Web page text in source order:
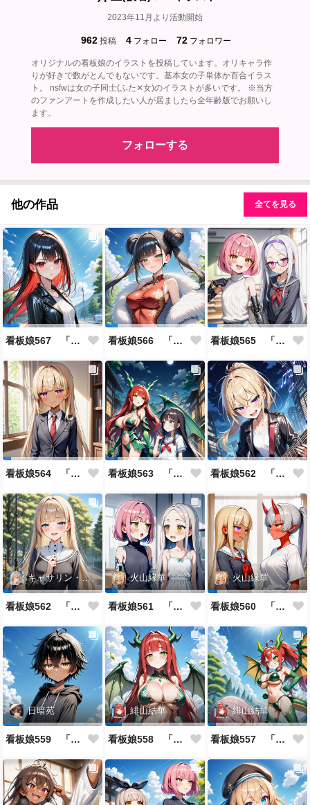
2023年11月より活動開始
962 投稿 4 フォロー 72 フォロワー
オリジナルの看板娘のイラストを投稿しています。オリキャラ作
りが好きで数がとんでもないです。基本女の子単体か百合イラス
ト。 nsfwは女の子同士(ふた✕女)のイラストが多いです。 ※当方
のファンアートを作成したい人が居ましたら全年齢版でお願いし
ます。
フォローする
他の作品 全てを見る
看板娘567 「雪村恋のよもやま話」 看板娘566 「ナンシー・ツァオのよもやま話」 看板娘565 「銀一族」
看板娘564 「ジェルマ・レスポストン・八百のよもやま話」 看板娘563 「騒ぎの終わり」 看板娘562 「八木沼千絵のよもやま話」
キャサリン・アストリー
看板娘562 「キャサリン・アストリーのよもやま話」
火山縁華
看板娘561 「火山一族」
火山縁華
看板娘560 「緋山一族」
日暗苑
看板娘559 「日暗苑のよもやま話」
緋山結華
看板娘558 「緋山結華」キャラクター紹介
緋山結華
看板娘557 「其々の再会」